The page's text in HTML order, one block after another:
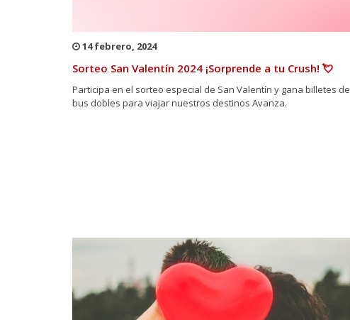
14 febrero, 2024
Sorteo San Valentín 2024 ¡Sorprende a tu Crush! 💘
Participa en el sorteo especial de San Valentín y gana billetes de
bus dobles para viajar nuestros destinos Avanza.